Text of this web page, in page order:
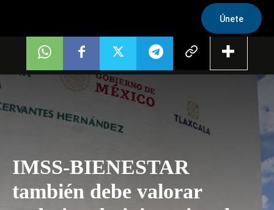
Únete
IMSS-BIENESTAR
también debe valorar